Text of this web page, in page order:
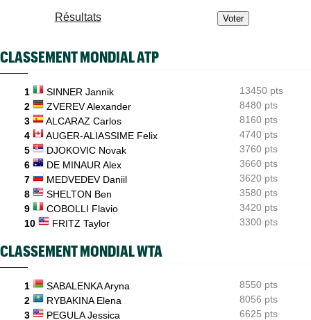
US Open (Q)
Bonzi proche du tableau, Gea, Draper et Wawrinka en qualifs
Sept Françaises engagées en qualifs, Kristina Mladenovic
14:11
US Open
Emma Raducanu doit digérer un nouveau forfait, encore un
coup dur
Résultats
CLASSEMENT MONDIAL ATP
1 SINNER Jannik
13450 pts
2
ZVEREV Alexander
8480 pts
3
ALCARAZ Carlos
8160 pts
4
AUGER-ALIASSIME Felix
4740 pts
5
DJOKOVIC Novak
3760 pts
6
DE MINAUR Alex
3660 pts
7
MEDVEDEV Daniil
3620 pts
8
SHELTON Ben
3580 pts
9
COBOLLI Flavio
3420 pts
10
FRITZ Taylor 3300 pts
CLASSEMENT MONDIAL WTA
1 SABALENKA Aryna
8550 pts
2
RYBAKINA Elena
8056 pts
3
PEGULA Jessica
6625 pts